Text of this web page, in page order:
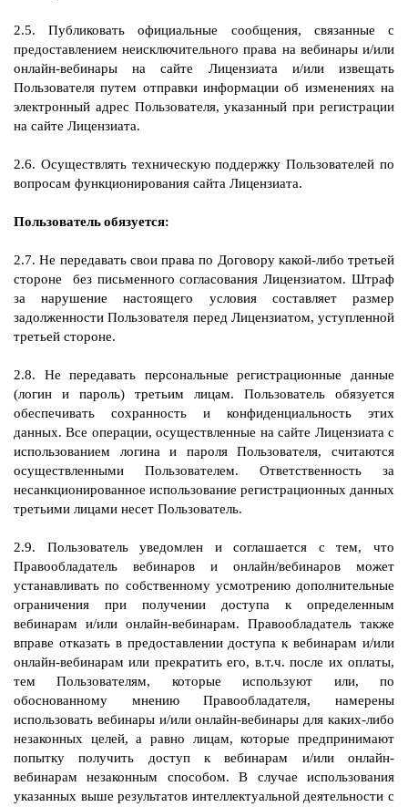
2.5. Публиковать официальные сообщения, связанные с
предоставлением неисключительного права на вебинары и/или
онлайн-вебинары на сайте Лицензиата и/или извещать
Пользователя путем отправки информации об изменениях на
электронный адрес Пользователя, указанный при регистрации
на сайте Лицензиата.
2.6. Осуществлять техническую поддержку Пользователей по
вопросам функционирования сайта Лицензиата.
Пользователь обязуется:
2.7. Не передавать свои права по Договору какой-либо третьей
стороне без письменного согласования Лицензиатом. Штраф
за нарушение настоящего условия составляет размер
задолженности Пользователя перед Лицензиатом, уступленной
третьей стороне.
2.8. Не передавать персональные регистрационные данные
(логин и пароль) третьим лицам. Пользователь обязуется
обеспечивать сохранность и конфиденциальность этих
данных. Все операции, осуществленные на сайте Лицензиата с
использованием логина и пароля Пользователя, считаются
осуществленными Пользователем. Ответственность за
несанкционированное использование регистрационных данных
третьими лицами несет Пользователь.
2.9. Пользователь уведомлен и соглашается с тем, что
Правообладатель вебинаров и онлайн/вебинаров может
устанавливать по собственному усмотрению дополнительные
ограничения при получении доступа к определенным
вебинарам и/или онлайн-вебинарам. Правообладатель также
вправе отказать в предоставлении доступа к вебинарам и/или
онлайн-вебинарам или прекратить его, в.т.ч. после их оплаты,
тем Пользователям, которые используют или, по
обоснованному мнению Правообладателя, намерены
использовать вебинары и/или онлайн-вебинары для каких-либо
незаконных целей, а равно лицам, которые предпринимают
попытку получить доступ к вебинарам и/или онлайн-
вебинарам незаконным способом. В случае использования
указанных выше результатов интеллектуальной деятельности с